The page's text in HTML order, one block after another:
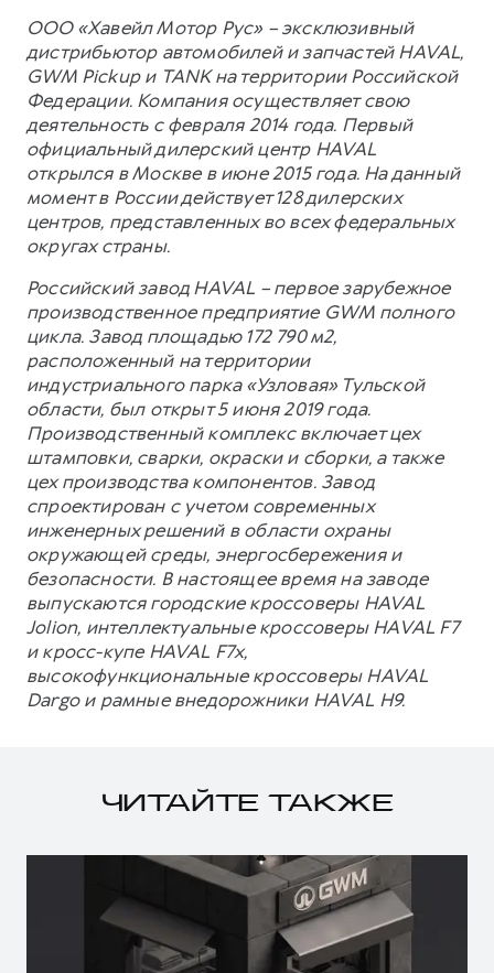
ООО «Хавейл Мотор Рус» – эксклюзивный
дистрибьютор автомобилей и запчастей HAVAL,
GWM Pickup и TANK на территории Российской
Федерации. Компания осуществляет свою
деятельность с февраля 2014 года. Первый
официальный дилерский центр HAVAL
открылся в Москве в июне 2015 года. На данный
момент в России действует 128 дилерских
центров, представленных во всех федеральных
округах страны.
Российский завод HAVAL – первое зарубежное
производственное предприятие GWM полного
цикла. Завод площадью 172 790 м2,
расположенный на территории
индустриального парка «Узловая» Тульской
области, был открыт 5 июня 2019 года.
Производственный комплекс включает цех
штамповки, сварки, окраски и сборки, а также
цех производства компонентов. Завод
спроектирован с учетом современных
инженерных решений в области охраны
окружающей среды, энергосбережения и
безопасности. В настоящее время на заводе
выпускаются городские кроссоверы HAVAL
Jolion, интеллектуальные кроссоверы HAVAL F7
и кросс-купе HAVAL F7x,
высокофункциональные кроссоверы HAVAL
Dargo и рамные внедорожники HAVAL H9.
ЧИТАЙТЕ ТАКЖЕ